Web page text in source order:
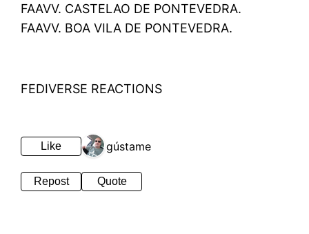
FAAVV. CASTELAO DE PONTEVEDRA.
FAAVV. BOA VILA DE PONTEVEDRA.
FEDIVERSE REACTIONS
Like 1 gústame
Repost Quote